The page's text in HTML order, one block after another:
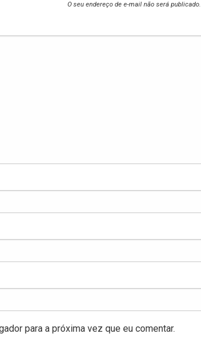
O seu endereço de e-mail não será publicado.
para a próxima vez que eu comentar.